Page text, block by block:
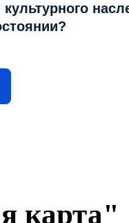
карта"